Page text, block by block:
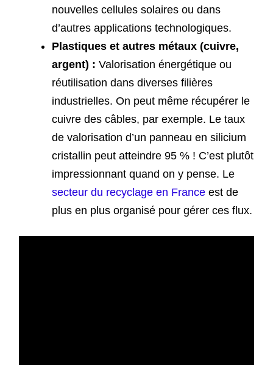
nouvelles cellules solaires ou dans
d’autres applications technologiques.
Plastiques et autres métaux (cuivre,
argent) : Valorisation énergétique ou
réutilisation dans diverses filières
industrielles. On peut même récupérer le
cuivre des câbles, par exemple. Le taux
de valorisation d’un panneau en silicium
cristallin peut atteindre 95 % ! C’est plutôt
impressionnant quand on y pense. Le
secteur du recyclage en Franceest de
plus en plus organisé pour gérer ces flux.